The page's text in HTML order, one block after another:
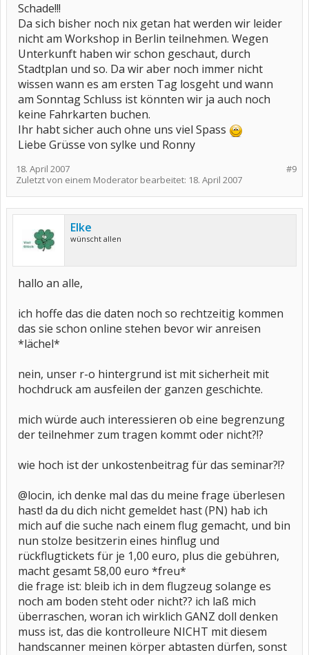
Schade!!!
Da sich bisher noch nix getan hat werden wir leider
nicht am Workshop in Berlin teilnehmen. Wegen
Unterkunft haben wir schon geschaut, durch
Stadtplan und so. Da wir aber noch immer nicht
wissen wann es am ersten Tag losgeht und wann
am Sonntag Schluss ist könnten wir ja auch noch
keine Fahrkarten buchen.
Ihr habt sicher auch ohne uns viel Spass
Liebe Grüsse von sylke und Ronny
#9
18. April 2007
Zuletzt von einem Moderator bearbeitet: 18. April 2007
Elke
wünscht allen
hallo an alle,
ich hoffe das die daten noch so rechtzeitig kommen
das sie schon online stehen bevor wir anreisen
*lächel*
nein, unser r-o hintergrund ist mit sicherheit mit
hochdruck am ausfeilen der ganzen geschichte.
mich würde auch interessieren ob eine begrenzung
der teilnehmer zum tragen kommt oder nicht?!?
wie hoch ist der unkostenbeitrag für das seminar?!?
@locin, ich denke mal das du meine frage überlesen
hast! da du dich nicht gemeldet hast (PN) hab ich
mich auf die suche nach einem flug gemacht, und bin
nun stolze besitzerin eines hinflug und
rückflugtickets für je 1,00 euro, plus die gebühren,
macht gesamt 58,00 euro *freu*
die frage ist: bleib ich in dem flugzeug solange es
noch am boden steht oder nicht?? ich laß mich
überraschen, woran ich wirklich GANZ doll denken
muss ist, das die kontrolleure NICHT mit diesem
handscanner meinen körper abtasten dürfen, sonst